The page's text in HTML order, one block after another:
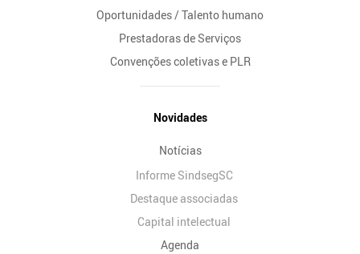
Oportunidades / Talento humano
Prestadoras de Serviços
Convenções coletivas e PLR
Novidades
Notícias
Informe SindsegSC
Destaque associadas
Capital intelectual
Agenda